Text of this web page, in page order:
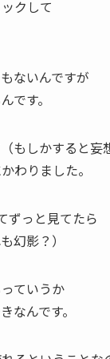
クして
ないんですが
です。
もしかすると妄
わりました。
ずっと見てたら
幻影？）
ていうか
なんです。